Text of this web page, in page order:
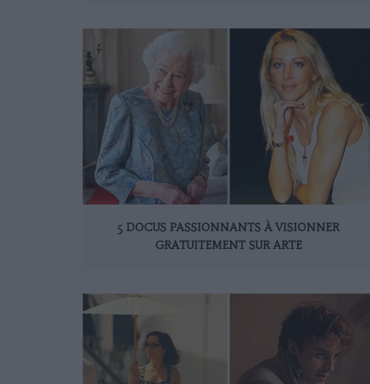
5 DOCUS PASSIONNANTS À VISIONNER
GRATUITEMENT SUR ARTE